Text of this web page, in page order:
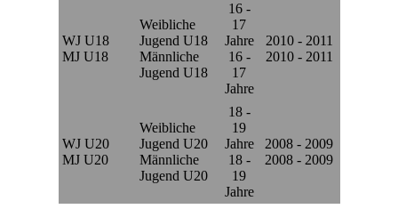
WJ U18
MJ U18
Weibliche
Jugend U18
Männliche
Jugend U18
16 -
17
Jahre
16 -
17
Jahre
2010 - 2011
2010 - 2011
WJ U20
MJ U20
Weibliche
Jugend U20
Männliche
Jugend U20
18 -
19
Jahre
18 -
19
Jahre
2008 - 2009
2008 - 2009